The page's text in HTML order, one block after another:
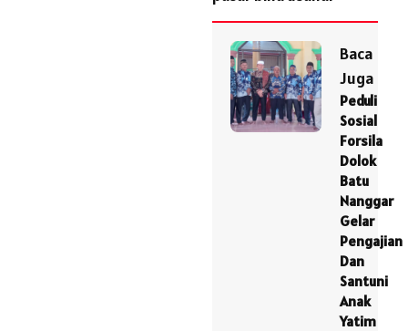
Baca
Juga
Peduli
Sosial
Forsila
Dolok
Batu
Nanggar
Gelar
Pengajian
Dan
Santuni
Anak
Yatim